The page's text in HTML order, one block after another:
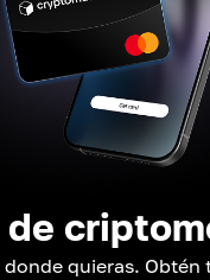
quieras. Obtén